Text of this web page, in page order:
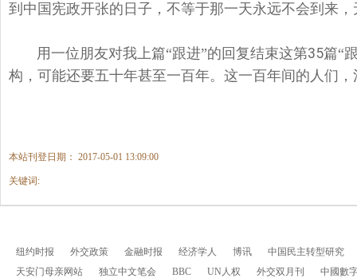
到中国宪政开张的日子，不等于那一天永远不会到来
用一位朋友对我上篇“跟进”的回复结束这第35篇“
构，可能还要五十年甚至一百年。这一百年间的人们
本站刊登日期： 2017-05-01 13:09:00
关键词:
纽约时报 外交政策 金融时报 经济学人 博讯
中国民主转型研究
天安门母亲网站
独立中文笔会 BBC UN人权 外交双月刊
中國數